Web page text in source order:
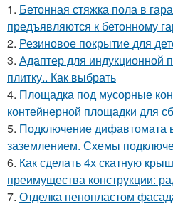
1. Бетонная стяжка пола в
предъявляются к бетонному
2. Резиновое покрытие для
3. Адаптер для индукционной
плитку.. Как выбрать
4. Площадка под мусорные
контейнерной площадки для
5. Подключение дифавтомата
заземлением. Схемы
6. Как сделать 4х скатную
преимущества конструкции:
7. Отделка пенопластом